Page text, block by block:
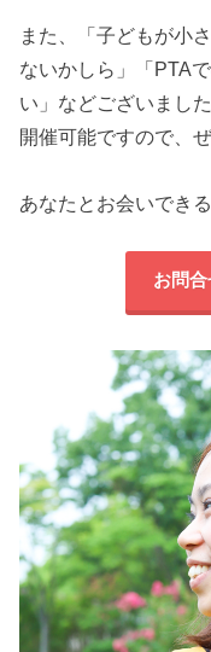
また、「子どもが小
ないかしら」「PTA
い」などございまし
開催可能ですので、
あなたとお会いでき
お問